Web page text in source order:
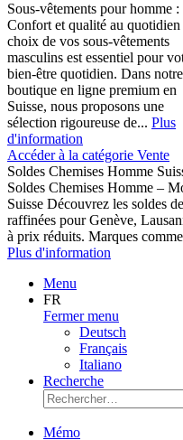
Sous-vêtements pour homme :
Confort et qualité au
choix de vos sous-vêtements
masculins est essentiel pour
bien-être quotidien. Dans notre
boutique en ligne premium en
Suisse, nous proposons une
sélection rigoureuse de... Plus
d'information
Accéder à la catégorie Vente
Soldes Chemises Homme
Soldes Chemises Homme –
Suisse Découvrez les soldes
raffinées pour Genève,
à prix réduits. Marques
Plus d'information
Menu
FR
Fermer menu
Deutsch
Français
Italiano
Recherche
Mémo